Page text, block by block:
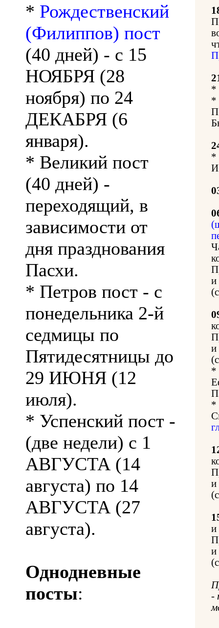
* Рождественский
(Филиппов) пост
(40 дней) - с 15
НОЯБРЯ (28
ноября) по 24
ДЕКАБРЯ (6
января).
* Великий пост
(40 дней) -
переходящий, в
зависимости от
дня празднования
Пасхи.
* Петров пост - с
понедельника 2-й
седмицы по
Пятидесятницы до
29 ИЮНЯ (12
июля).
* Успенский пост -
(две недели) с 1
АВГУСТА (14
августа) по 14
АВГУСТА (27
августа).
Однодневные
посты:
*
*
*
и
и
*
*
и
и
и
-